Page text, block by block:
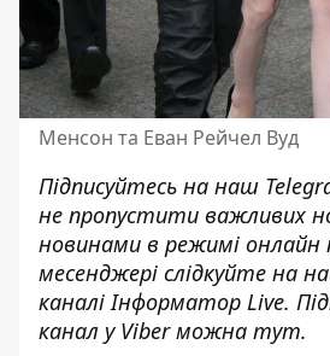
Менсон та Еван Рейчел Вуд
Підписуйтесь на наш
не пропустити важливих
новинами в режимі онлайн
месенджері слідкуйте на
каналі Інформатор Live.
канал у Viber можна тут.